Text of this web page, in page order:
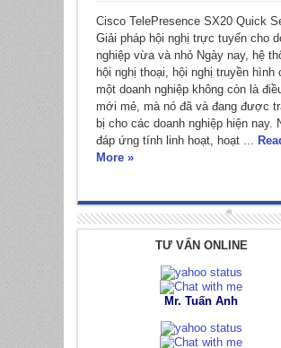
Cisco TelePresence SX20 Quick
Giải pháp hội nghị trực tuyến cho
nghiệp vừa và nhỏ Ngày nay, hệ
hội nghị thoại, hội nghị truyền hình
một doanh nghiệp không còn là
mới mẻ, mà nó đã và đang được
bị cho các doanh nghiệp hiện nay.
đáp ứng tính linh hoạt, hoạt ...
More »
TƯ VẤN ONLINE
Mr. Tuấn Anh
*